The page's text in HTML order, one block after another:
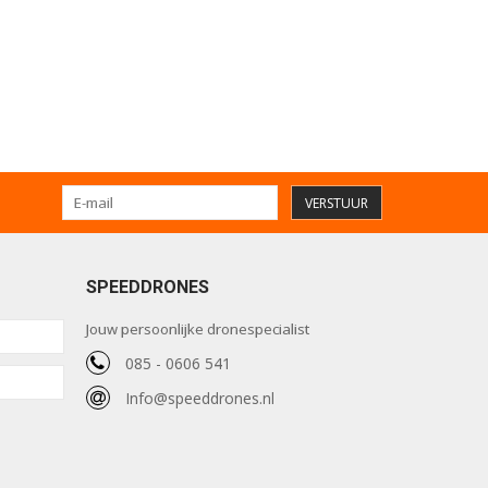
VERSTUUR
SPEEDDRONES
Jouw persoonlijke dronespecialist
085 - 0606 541
Info@speeddrones.nl